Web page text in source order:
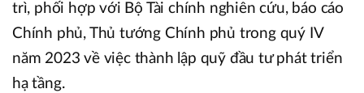
trì, phối hợp với Bộ Tài chính nghiên cứu, báo cáo
Chính phủ, Thủ tướng Chính phủ trong quý IV
năm 2023 về việc thành lập quỹ đầu tư phát triển
hạ tầng.